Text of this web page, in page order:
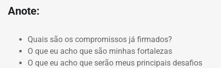
Anote:
Quais são os compromissos já firmados?
O que eu acho que são minhas fortalezas
O que eu acho que serão meus principais desafios